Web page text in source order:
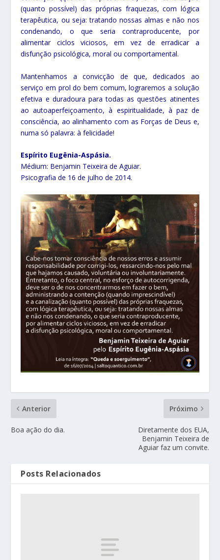
(quanto possível) das próprias fraquezas, com lógica
terapêutica, ou seja: tratando nossas almas e não nos
condenando, o que seria contraproducente, por
alimentar ciclos viciosos, em vez de erradicar a
disfunção psicológica, moral ou comportamental.
Mantenhamos a convicção de que, dedicados ao
serviço em prol do bem comum, lograremos a solução
efetiva e duradoura para todas as questões atinentes
ao autoaperfeiçoamento, à espiritualidade, à paz de
consciência, ao alinhamento com as Forças de Deus e,
numa só palavra: à felicidade!
Espírito Eugênia-Aspásia.
Médium: Benjamin Teixeira de Aguiar.
Psicografia de 16 de julho de 2014.
Anterior
Boa ação do dia.
Próximo
Diretamente dos EUA,
Benjamin Teixeira de
Aguiar faz um convite.
Posts Relacionados